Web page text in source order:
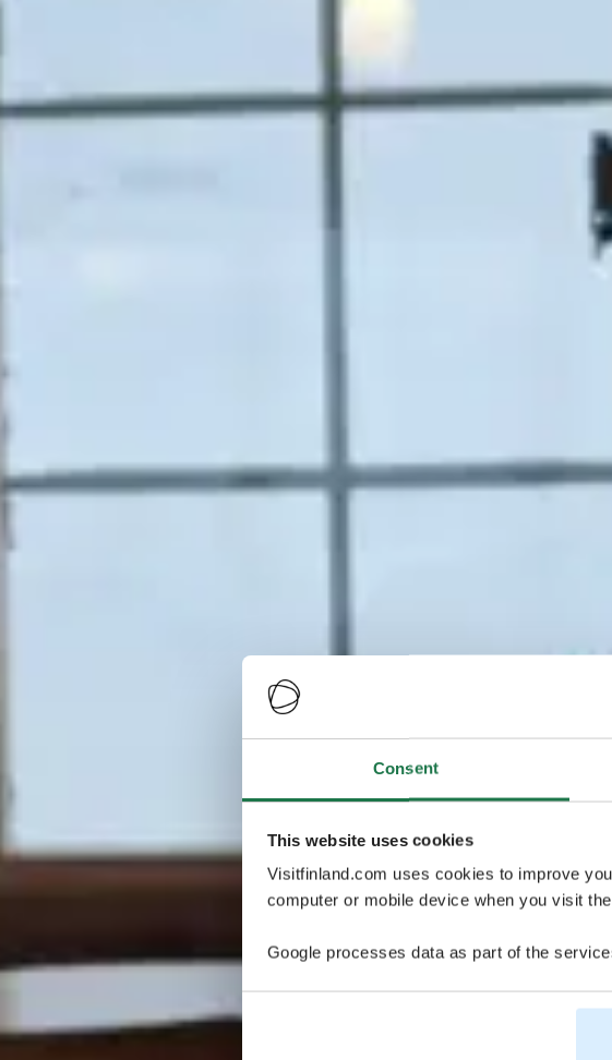
Consent
This website uses cookies
Visitfinland.com uses cookies to improve
computer or mobile device when you visit
Google processes data as part of the